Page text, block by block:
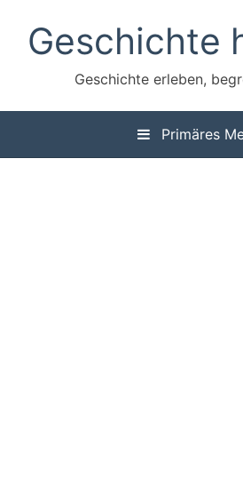
Inhalt
springenGeschichte
Geschichte erleben,
Primäres